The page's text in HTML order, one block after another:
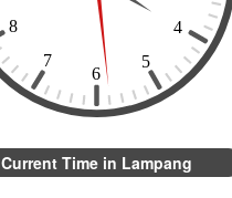
Current Time in Lampang